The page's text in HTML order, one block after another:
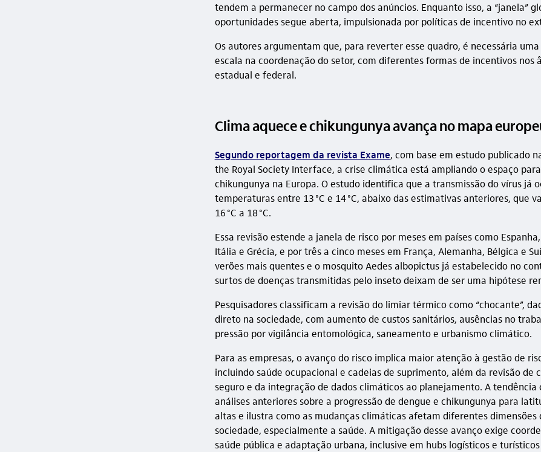
tendem a permanecer no campo dos anúncios. Enquanto isso, a “janela”
oportunidades segue aberta, impulsionada por políticas de incentivo no
Os autores argumentam que, para reverter esse quadro, é necessária
escala na coordenação do setor, com diferentes formas de incentivos nos
estadual e federal.
Clima aquece e chikungunya avança no mapa
Segundo reportagem da revista Exame, com base em estudo publicado
the Royal Society Interface, a crise climática está ampliando o espaço
chikungunya na Europa. O estudo identifica que a transmissão do vírus já
temperaturas entre 13 °C e 14 °C, abaixo das estimativas anteriores, que
16 °C a 18 °C.
Essa revisão estende a janela de risco por meses em países como
Itália e Grécia, e por três a cinco meses em França, Alemanha, Bélgica e
verões mais quentes e o mosquito Aedes albopictus já estabelecido no
surtos de doenças transmitidas pelo inseto deixam de ser uma hipótese
Pesquisadores classificam a revisão do limiar térmico como “chocante”,
direto na sociedade, com aumento de custos sanitários, ausências no
pressão por vigilância entomológica, saneamento e urbanismo climático.
Para as empresas, o avanço do risco implica maior atenção à gestão de
incluindo saúde ocupacional e cadeias de suprimento, além da revisão de
seguro e da integração de dados climáticos ao planejamento. A tendência
análises anteriores sobre a progressão de dengue e chikungunya para
altas e ilustra como as mudanças climáticas afetam diferentes dimensões
sociedade, especialmente a saúde. A mitigação desse avanço exige
saúde pública e adaptação urbana, inclusive em hubs logísticos e